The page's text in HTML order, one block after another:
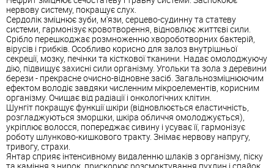
нервову систему, покращує слух.
Сердолік зміцнює зуби, м'язи, серцево-судинну та статеву
системи, гармонізує кровотворення, відновлює життєві сили.
Срібло перешкоджає розмноженню хвороботворних бактерій,
вірусів і грибків. Особливо корисно для залоз внутрішньої
секреції, мозку, печінки та кісткової тканини. Надає омолоджуючу
дію, підвищує захисні сили організму. Угольки та зола з деревини
берези - прекрасне очисно-відновне засіб. Загальнозміцнюючим
ефектом володіє завдяки численним мікроелементів, корисним
організму. Очищає від радіації і онкологічних клітин.
Шунгіт покращує функції шкіри (відновлюється еластичність,
розгладжуються зморшки, шкіра обличчя омолоджується),
укріплює волосся, попереджає сивину і усуває її, гармонізує
роботу шлунково-кишкового тракту. Знімає нервову напругу,
тривогу, страхи.
Янтар сприяє інтенсивному видаленню шлаків з організму, піску